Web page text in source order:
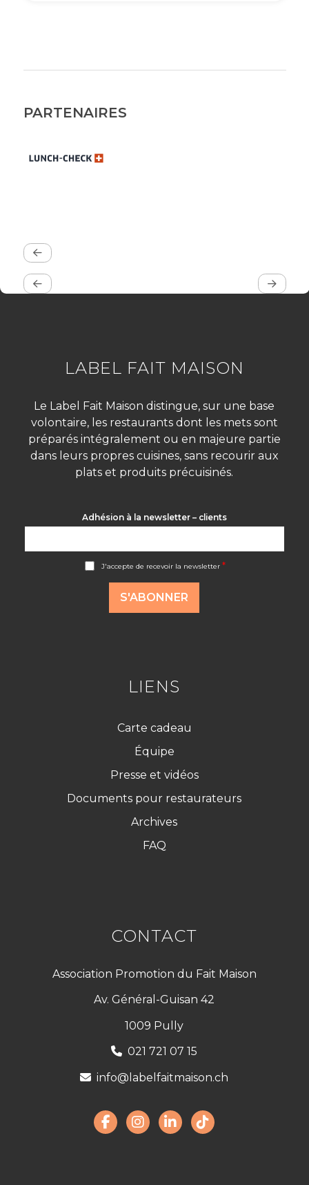
PARTENAIRES
LABEL FAIT MAISON
Le Label Fait Maison distingue, sur une base
volontaire, les restaurants dont les mets sont
préparés intégralement ou en majeure partie
dans leurs propres cuisines, sans recourir aux
plats et produits précuisinés.
Adhésion à la newsletter – clients
J'accepte de recevoir la newsletter*
S'ABONNER
LIENS
Carte cadeau
Équipe
Presse et vidéos
Documents pour restaurateurs
Archives
FAQ
CONTACT
Association Promotion du Fait Maison
Av. Général-Guisan 42
1009 Pully
021 721 07 15
info@labelfaitmaison.ch